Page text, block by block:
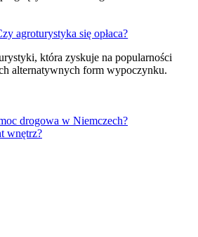
agroturystyka się opłaca?
która zyskuje na popularności
alternatywnych form wypoczynku.
drogowa w Niemczech?
wnętrz?